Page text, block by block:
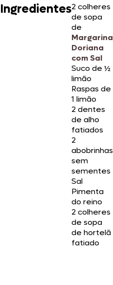
Ingredientes2 colheres
de sopa
de
Margarina
Doriana
com Sal
Suco de ½
limão
Raspas de
1 limão
2 dentes
de alho
fatiados
2
abobrinhas
sem
sementes
Sal
Pimenta
do reino
2 colheres
de sopa
de hortelã
fatiado